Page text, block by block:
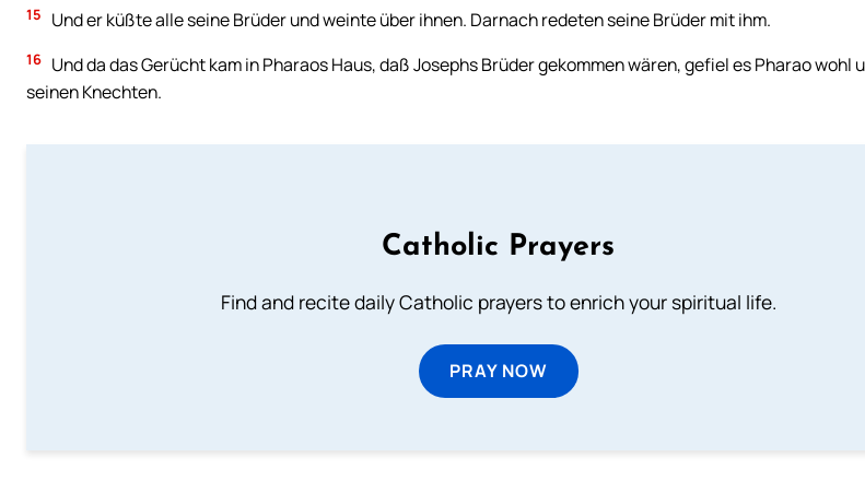
15 Und er küßte alle seine Brüder und weinte über ihnen. Darnach redeten seine Brüder mit ihm.
16 Und da das Gerücht kam in Pharaos Haus, daß Josephs Brüder gekommen wären, gefiel es Pharao wohl
seinen Knechten.
Catholic Prayers
Find and recite daily Catholic prayers to enrich your spiritual life.
PRAY NOW